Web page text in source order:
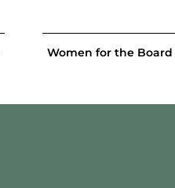
Women for the